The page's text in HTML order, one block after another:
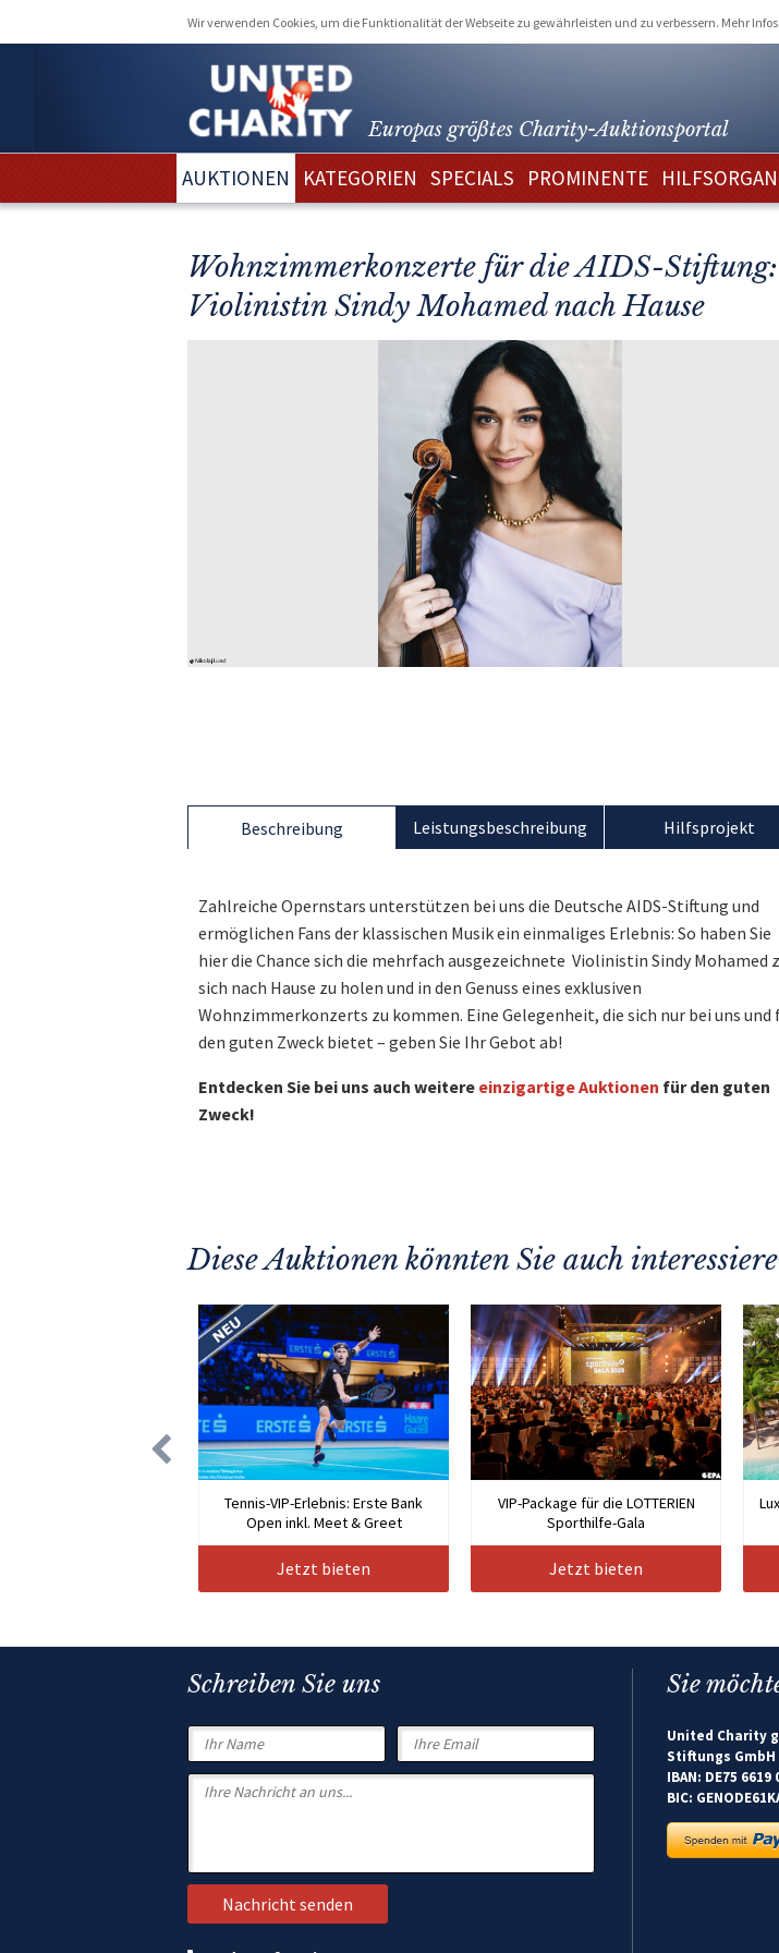
Wir verwenden Cookies, um die Funktionalität der Webseite zu gewährleisten und zu verbessern. Mehr
Europas größtes Charity-Auktionsportal
AUKTIONEN KATEGORIEN SPECIALS PROMINENTE
Wohnzimmerkonzerte für die AIDS-
Violinistin Sindy Mohamed nach Hause
Beschreibung
Zahlreiche Opernstars unterstützen bei uns die Deutsche AIDS-Stiftung und
ermöglichen Fans der klassischen Musik ein einmaliges Erlebnis: So haben Sie
hier die Chance sich die mehrfach ausgezeichnete Violinistin Sindy Mohamed
sich nach Hause zu holen und in den Genuss eines exklusiven
Wohnzimmerkonzerts zu kommen. Eine Gelegenheit, die sich nur bei uns und
den guten Zweck bietet – geben Sie Ihr Gebot ab!
Entdecken Sie bei uns auch weitere einzigartige Auktionen für den guten
Zweck!
Leistungsbeschreibung Hilfsprojekt
Diese Auktionen könnten Sie auch
Tennis-VIP-Erlebnis: Erste Bank
Open inkl. Meet & Greet
Jetzt bieten
VIP-Package für die LOTTERIEN
Sporthilfe-Gala
Jetzt bieten
Schreiben Sie uns Sie
United Charity
Stiftungs GmbH
IBAN: DE75 6619
BIC: